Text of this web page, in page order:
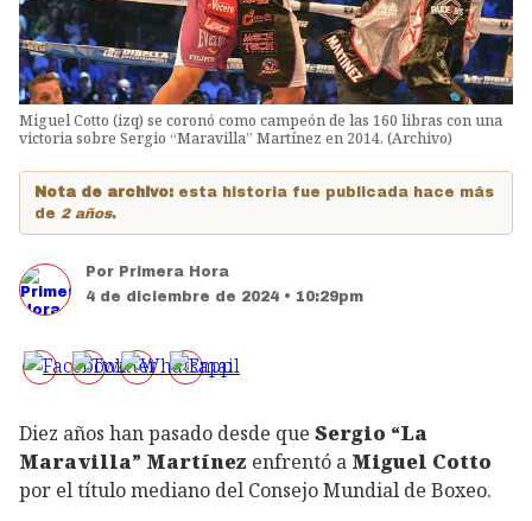
Miguel Cotto (izq) se coronó como campeón de las 160 libras con una
victoria sobre Sergio “Maravilla” Martínez en 2014. (Archivo)
Nota de archivo: esta historia fue publicada hace más
de 2 años.
Por Primera Hora
4 de diciembre de 2024 • 10:29pm
Diez años han pasado desde que Sergio “La
Maravilla” Martínez enfrentó a Miguel Cotto
por el título mediano del Consejo Mundial de Boxeo.